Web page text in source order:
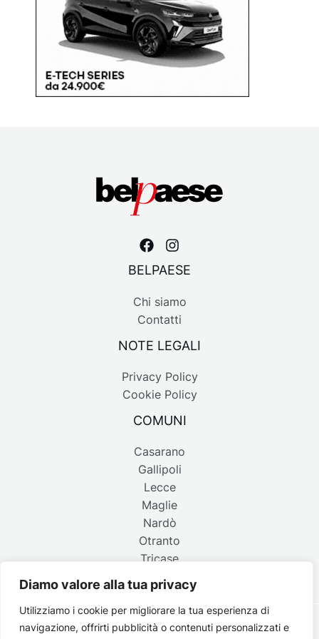
Diamo valore alla tua privacy
Utilizziamo i cookie per migliorare la tua esperienza di
navigazione, offrirti pubblicità o contenuti personalizzati e
BELPAESE
Chi siamo
Contatti
NOTE LEGALI
Privacy Policy
Cookie Policy
COMUNI
Casarano
Gallipoli
Lecce
Maglie
Nardò
Otranto
Tricase
Copyright © 2026 Belpaese | Periodico d'informazione del